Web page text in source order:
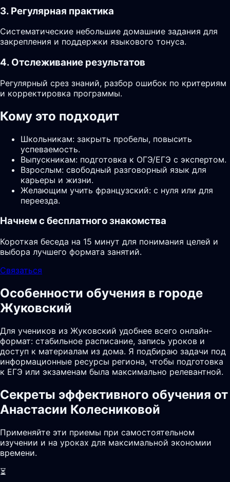
3. Регулярная практика
Систематические небольшие домашние задания для
закрепления и поддержки языкового тонуса.
4. Отслеживание результатов
Регулярный срез знаний, разбор ошибок по критериям
и корректировка программы.
Кому это подходит
Школьникам: закрыть пробелы, повысить
успеваемость.
Выпускникам: подготовка к ОГЭ/ЕГЭ с экспертом.
Взрослым: свободный разговорный язык для
карьеры и жизни.
Желающим учить французский: с нуля или для
переезда.
Начнем с бесплатного знакомства
Короткая беседа на 15 минут для понимания целей и
выбора лучшего формата занятий.
Связаться
Особенности обучения в городе
Жуковский
Для учеников из Жуковский удобнее всего онлайн-
формат: стабильное расписание, запись уроков и
доступ к материалам из дома. Я подбираю задачи под
информационные ресурсы региона, чтобы подготовка
к ЕГЭ или экзаменам была максимально релевантной.
Секреты эффективного обучения от
Анастасии Колесниковой
Применяйте эти приемы при самостоятельном
изучении и на уроках для максимальной экономии
времени.
⏳